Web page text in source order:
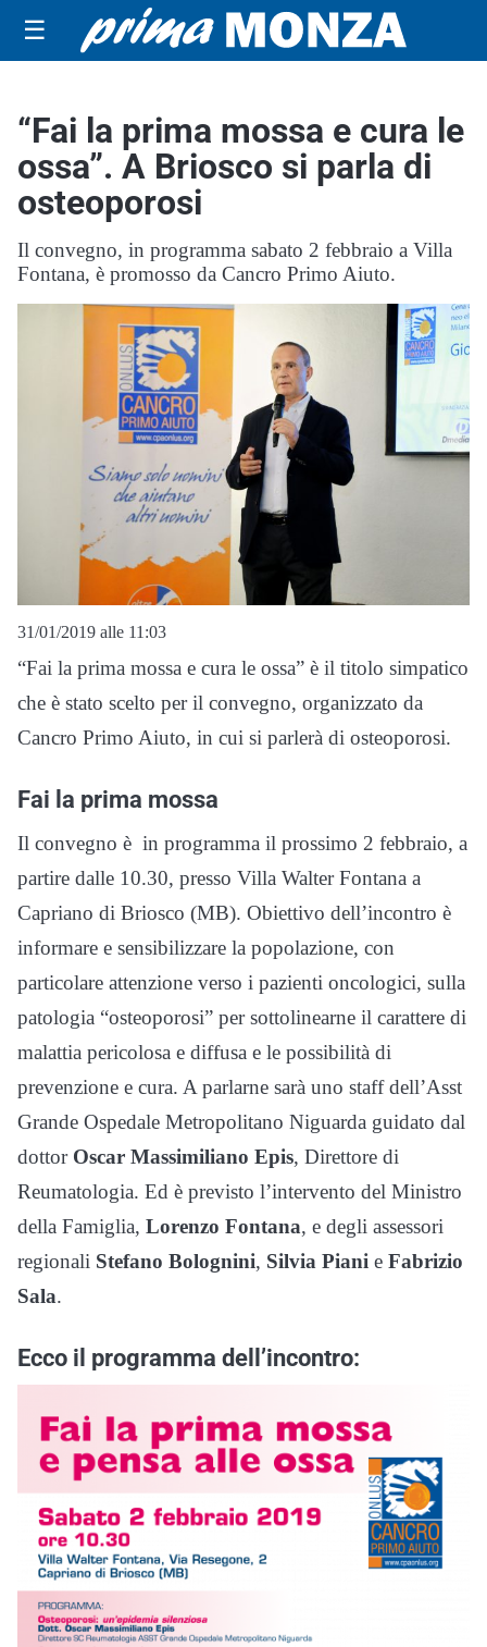
☰
“Fai la prima mossa e cura le
ossa”. A Briosco si parla di
osteoporosi
Il convegno, in programma sabato 2 febbraio a Villa
Fontana, è promosso da Cancro Primo Aiuto.
31/01/2019 alle 11:03
“Fai la prima mossa e cura le ossa” è il titolo simpatico
che è stato scelto per il convegno, organizzato da
Cancro Primo Aiuto, in cui si parlerà di osteoporosi.
Fai la prima mossa
Il convegno è in programma il prossimo 2 febbraio, a
partire dalle 10.30, presso Villa Walter Fontana a
Capriano di Briosco (MB). Obiettivo dell’incontro è
informare e sensibilizzare la popolazione, con
particolare attenzione verso i pazienti oncologici, sulla
patologia “osteoporosi” per sottolinearne il carattere di
malattia pericolosa e diffusa e le possibilità di
prevenzione e cura. A parlarne sarà uno staff dell’Asst
Grande Ospedale Metropolitano Niguarda guidato dal
dottor Oscar Massimiliano Epis, Direttore di
Reumatologia. Ed è previsto l’intervento del Ministro
della Famiglia, Lorenzo Fontana, e degli assessori
regionali Stefano Bolognini, Silvia Piani e Fabrizio
Sala.
Ecco il programma dell’incontro: